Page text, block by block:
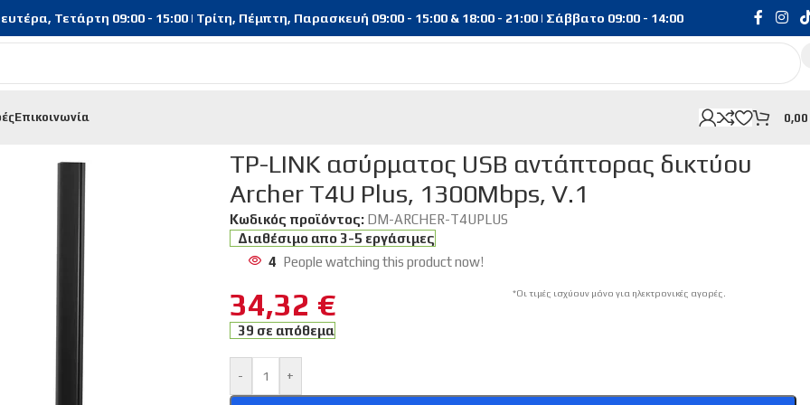
Τετάρτη 09:00 - 15:00 | Τρίτη, Πέμπτη, Παρασκευή 09:00 - 15:00 & 18:00 - 21:00 | Σάββατο 09:00 - 14:00
Επικοινωνία 0,00
TP-LINK ασύρματος USB αντάπτορας δικτύου
Archer T4U Plus, 1300Mbps, V.1
Κωδικός προϊόντος: DM-ARCHER-T4UPLUS
Διαθέσιμο απο 3-5 εργάσιμες
4 People watching this product now!
34,32 € *Οι τιμές ισχύουν μόνο για ηλεκτρονικές αγορές.
39 σε απόθεμα
- +